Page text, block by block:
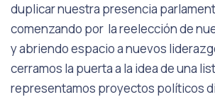
duplicar nuestra presencia
comenzando por la reelección de
y abriendo espacio a nuevos
cerramos la puerta a la idea de una
representamos proyectos políticos